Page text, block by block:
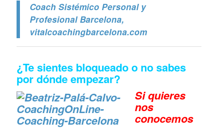
Coach Sistémico Personal y
Profesional Barcelona,
vitalcoachingbarcelona.com
¿Te sientes bloqueado o no sabes
por dónde empezar?
Si quieres
nos
conocemos